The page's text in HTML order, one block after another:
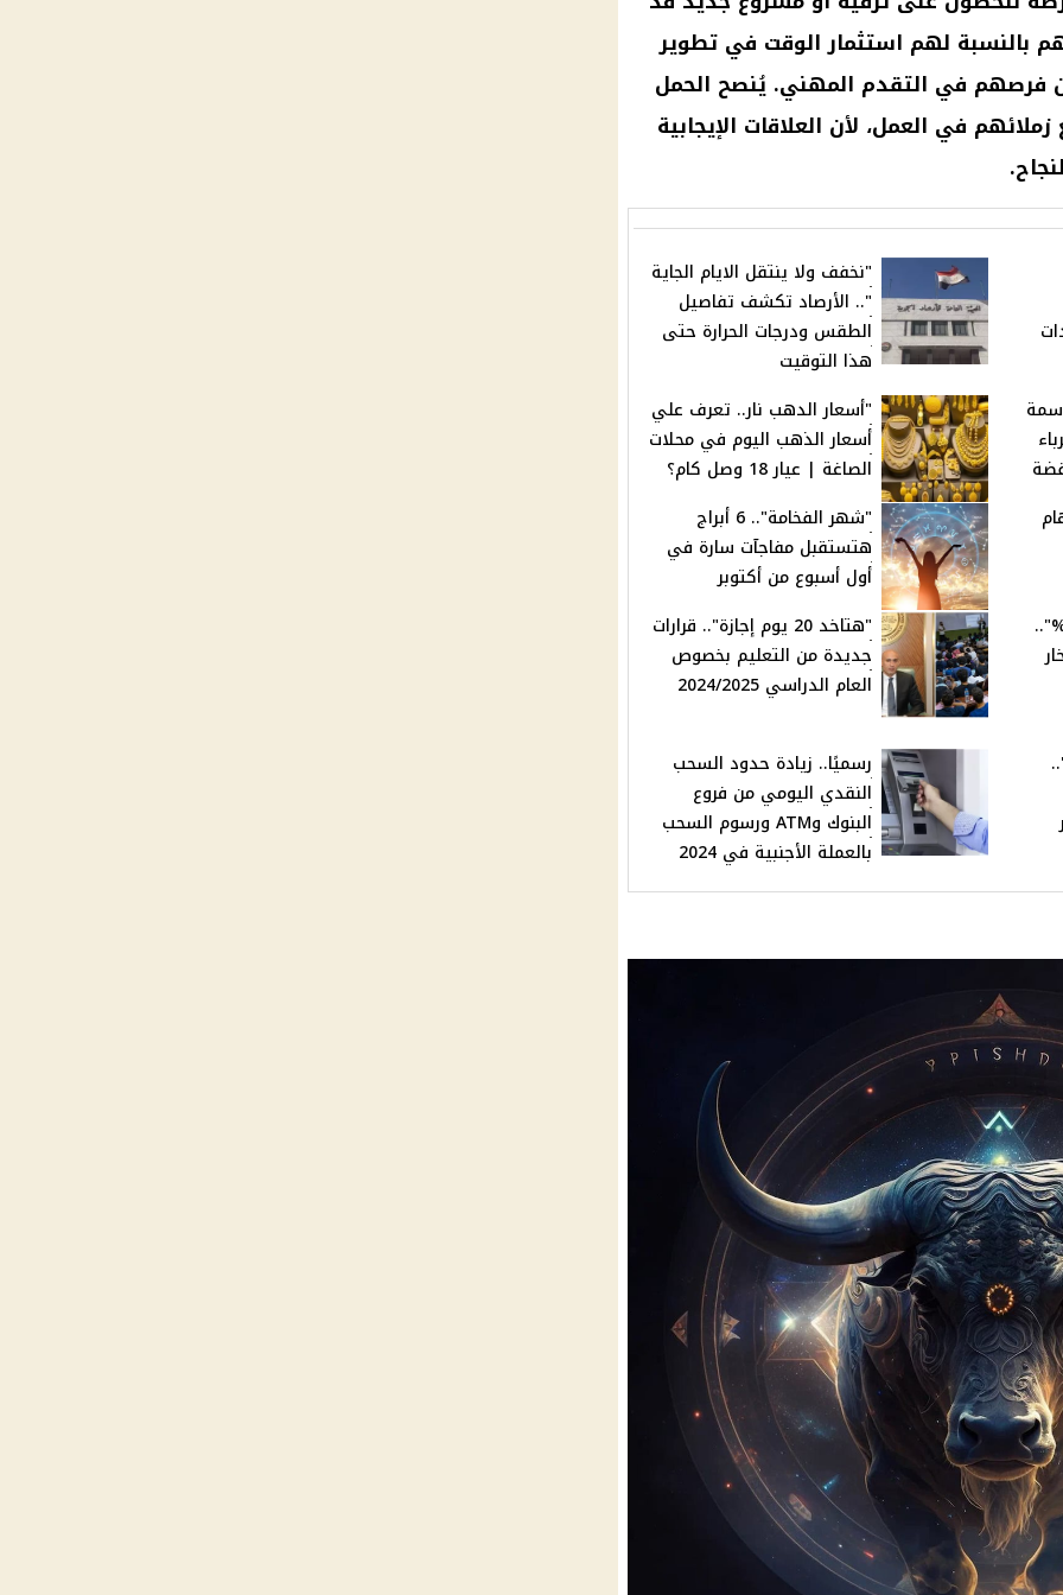
بالنسبة لهم استثمار الوقت في تطوير
فرصهم في التقدم المهني. يُنصح الحمل
في العمل، لأن العلاقات الإيجابية
"نخفف ولا ينتقل الايام الجاية
".. الأرصاد تكشف تفاصيل
الطقس ودرجات الحرارة حتى
هذا التوقيت
"أسعار الدهب نار.. تعرف علي
أسعار الذهب اليوم في محلات
الصاغة | عيار 18 وصل كام؟
"شهر الفخامة".. 6 أبراج
هتستقبل مفاجآت سارة في
أول أسبوع من أكتوبر
يصل إلى 30%"..
"هتاخد 20 يوم إجازة".. قرارات
جديدة من التعليم بخصوص
العام الدراسي 2024/2025
رسميًا.. زيادة حدود السحب
النقدي اليومي من فروع
البنوك وATM ورسوم السحب
بالعملة الأجنبية في 2024